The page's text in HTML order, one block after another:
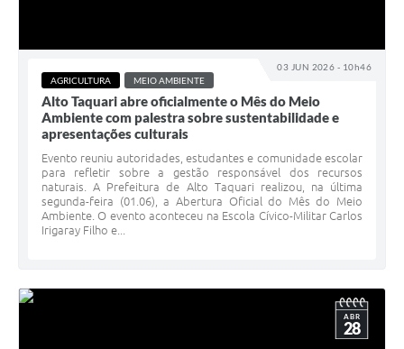
03 JUN 2026 - 10h46
AGRICULTURA MEIO AMBIENTE
Alto Taquari abre oficialmente o Mês do Meio
Ambiente com palestra sobre sustentabilidade e
apresentações culturais
Evento reuniu autoridades, estudantes e comunidade escolar
para refletir sobre a gestão responsável dos recursos
naturais. A Prefeitura de Alto Taquari realizou, na última
segunda-feira (01.06), a Abertura Oficial do Mês do Meio
Ambiente. O evento aconteceu na Escola Cívico-Militar Carlos
Irigaray Filho e...
ABR
28